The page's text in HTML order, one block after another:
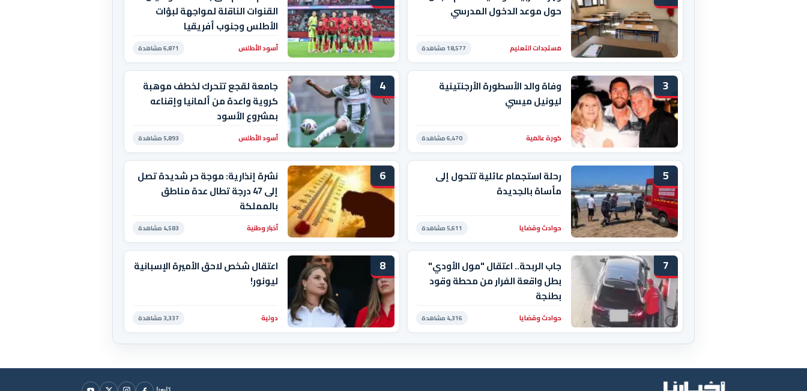
حول موعد الدخول المدرسي
مستجدات التعليم 18,577 مشاهدة
القنوات الناقلة لمواجهة لبؤات
الأطلس وجنوب أفريقيا
أسود الأطلس 6,871 مشاهدة
3
وفاة والد الأسطورة الأرجنتينية
ليونيل ميسي
كورة عالمية 6,470 مشاهدة
4
جامعة لقجع تتحرك لخطف موهبة
كروية واعدة من ألمانيا وإقناعه
بمشروع الأسود
أسود الأطلس 5,893 مشاهدة
5
رحلة استجمام عائلية تتحول إلى
مأساة بالجديدة
حوادث وقضايا 5,611 مشاهدة
6
نشرة إنذارية: موجة حر شديدة تصل
إلى 47 درجة تطال عدة مناطق
بالمملكة
أخبار وطنية 4,583 مشاهدة
7
جاب الربحة.. اعتقال "مول الأودي"
بطل واقعة الفرار من محطة وقود
بطنجة
حوادث وقضايا 4,316 مشاهدة
8
اعتقال شخص لاحق الأميرة الإسبانية
ليونور!
دولية 3,337 مشاهدة